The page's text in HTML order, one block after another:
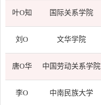
叶O知 国际关系学院
刘O 文华学院
唐O华 中国劳动关系学院
李O 中南民族大学